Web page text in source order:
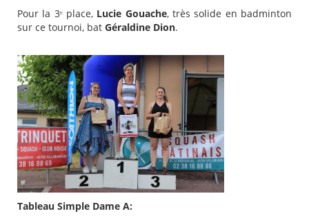
Pour la 3ᵉ place, Lucie Gouache, très solide en badminton
sur ce tournoi, bat Géraldine Dion.
Tableau Simple Dame A: